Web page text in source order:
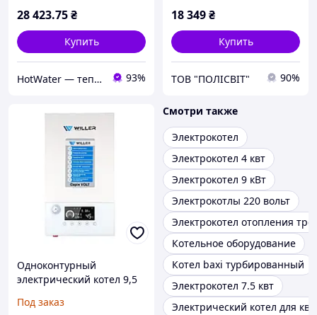
28 423.75₴
Купить
HotWater — тепло, комфорт и энергия вашего дома 93%
18 349₴
Купить
ТОВ "ПОЛІСВІТ" 90%
Одноконтурный
электрический котел 9,5
PT209 Volt WF (PT209 Volt
Под заказ
Смотри также
Электрокотел
Электрокотел 4 квт
Электрокотел 9 кВт
Электрокотлы 220 вольт
Электрокотел отопления
Котельное оборудование
Котел baxi турбированный
Электрокотел 7.5 квт
Электрический котел для